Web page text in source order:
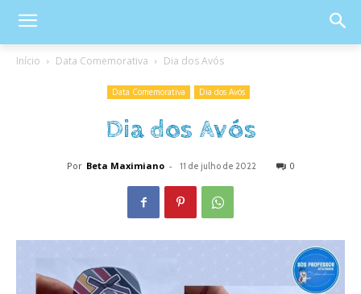
Início Data Comemorativa Dia dos Avós
Data Comemorativa Dia dos Avós
Dia dos Avós
Por Beta Maximiano - 11 de julho de 2022 0